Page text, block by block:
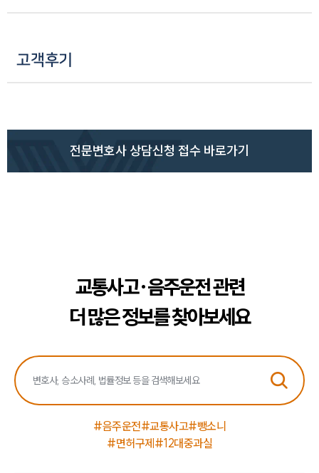
뉴스레터/브로슈어
고객후기
전문변호사 상담신청 접수 바로가기
교통사고·음주운전 관련
더 많은 정보를 찾아보세요
#음주운전#교통사고#뺑소니
#면허구제 #12대중과실